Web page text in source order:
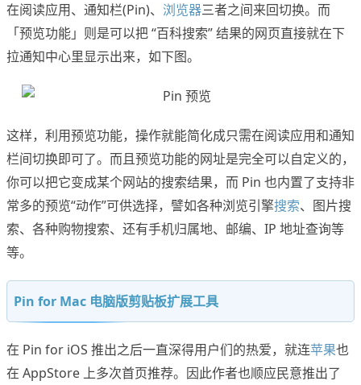
在阅读应用、通知栏(Pin)、 浏览器三者之间来回切换。而
「预览功能」则是可以把 “百科搜索” 结果的网页直接就在下
拉通知中心里显示出来，如下图。
这样，利用预览功能，操作就能简化成只需在阅读应用和通知
栏间切换即可了。而且预览功能的网址是完全可以自定义的，
你可以把它变成某个网站的搜索结果，而 Pin 也内置了支持非
常多的预览“动作”可供选择，譬如各种浏览引擎搜索、图片搜
索、各种购物搜索、还有手机归属地、邮编、IP 地址查询等
等。
Pin for Mac 电脑版剪贴板扩展工具
在 Pin for iOS 推出之后一直深得用户们的热爱，就连苹果也
在 AppStore 上多次首页推荐。因此作者也顺应民意推出了